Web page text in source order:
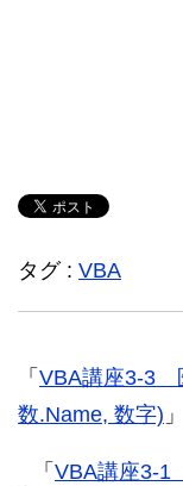
タグ : VBA
「 VBA講座3-3
数.Name, 数字) 」
「 VBA講座3-1